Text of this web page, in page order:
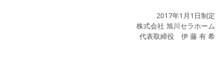
2017年1月1日制定
株式会社 旭川セラホーム
代表取締役 伊 藤 有 希